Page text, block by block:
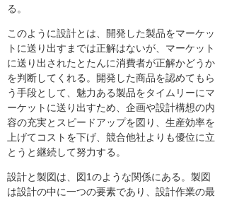
る。
このように設計とは、開発した製品をマーケッ
トに送り出すまでは正解はないが、マーケット
に送り出されたとたんに消費者が正解かどうか
を判断してくれる。開発した商品を認めてもら
う手段として、魅力ある製品をタイムリーにマ
ーケットに送り出すため、企画や設計構想の内
容の充実とスピードアップを図り、生産効率を
上げてコストを下げ、競合他社よりも優位に立
とうと継続して努力する。
設計と製図は、図1のような関係にある。製図
は設計の中に一つの要素であり、設計作業の最